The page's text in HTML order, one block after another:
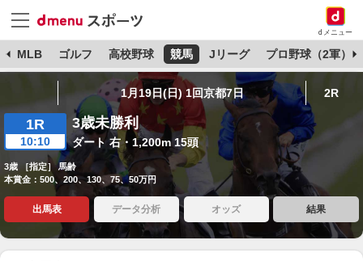
dメニュー
MLB ゴルフ 高校野球 競馬 Jリーグ プロ野球（2軍）
1月19日(日) 1回京都7日 2R
1R
10:10
3歳未勝利
ダート 右・1,200m 15頭
3歳 ［指定］ 馬齢
本賞金：500、200、130、75、50万円
出馬表 データ分析 オッズ 結果